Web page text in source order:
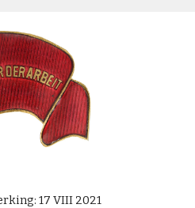
17 VIII 2021